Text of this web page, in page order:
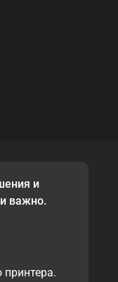
и
важно.